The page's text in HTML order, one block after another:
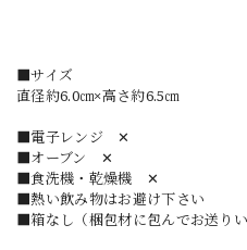
■サイズ
直径約6.0㎝×高さ約6.5㎝
■電子レンジ ✕
■オーブン ✕
■食洗機・乾燥機 ✕
■熱い飲み物はお避け下さい
■箱なし（梱包材に包んでお送りい